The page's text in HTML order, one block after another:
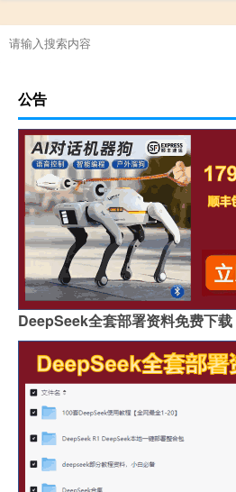
公告
DeepSeek全套部署资料免费下载